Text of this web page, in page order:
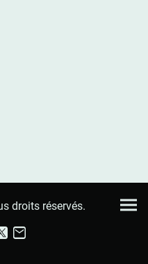
droits réservés.